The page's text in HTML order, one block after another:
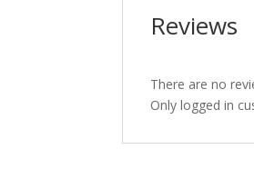
Reviews
There are no
Only logged in